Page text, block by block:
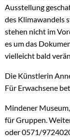
Ausstellung
des Klimawandels
stehen nicht im
es um das
vielleicht bald
Die Künstlerin
Für Erwachsene
Mindener
für Gruppen.
oder 0571/